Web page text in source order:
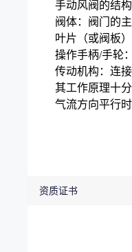
手动风阀的结
阀体：阀门的
叶片（或阀板
操作手柄/手轮
传动机构：连
其工作原理十
气流方向平行
资质证书